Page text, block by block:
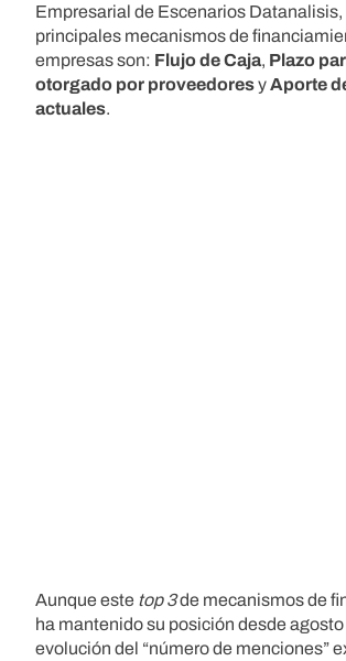
Empresarial de Escenarios Datanalisis,
principales mecanismos de
empresas son: Flujo de Caja, Plazo
otorgado por proveedoresyAporte
actuales.
Aunque este top 3de mecanismos de
ha mantenido su posición desde
evolución del “número de menciones”